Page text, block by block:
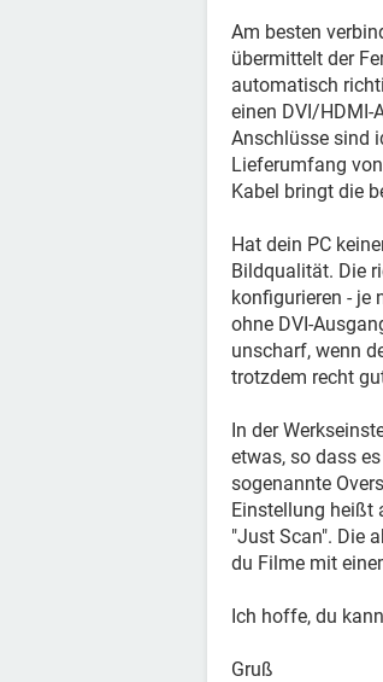
Am besten
übermittelt der
automatisch
einen DVI/HDMI-
Anschlüsse sind
Lieferumfang
Kabel bringt die
Hat dein PC
Bildqualität. Die
konfigurieren - je
ohne DVI-
unscharf, wenn
trotzdem recht
In der
etwas, so dass
sogenannte
Einstellung heißt
"Just Scan". Die
du Filme mit
Ich hoffe, du
Gruß